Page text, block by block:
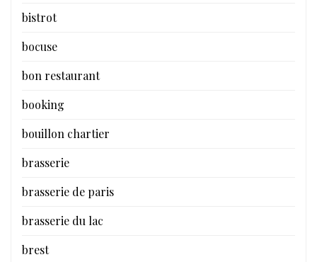
bistrot
bocuse
bon restaurant
booking
bouillon chartier
brasserie
brasserie de paris
brasserie du lac
brest